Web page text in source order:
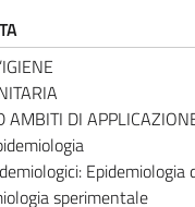
AMBITI DI
Epidemiologia
sperimentale